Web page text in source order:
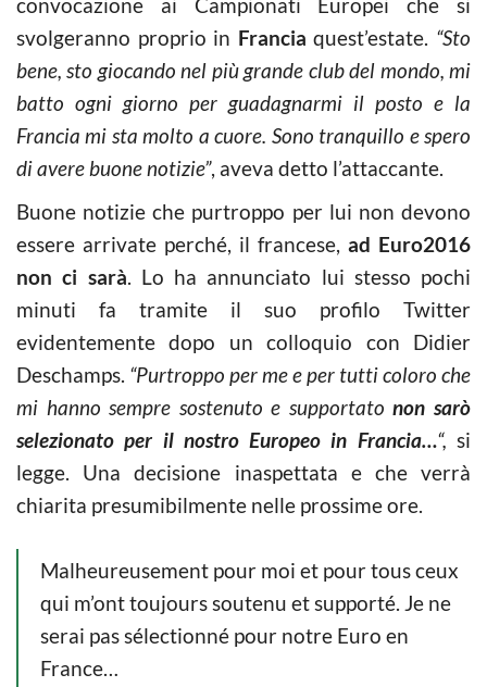
svolgeranno proprio in Francia quest’estate. “Sto
bene, sto giocando nel più grande club del mondo, mi
batto ogni giorno per guadagnarmi il posto e la
Francia mi sta molto a cuore. Sono tranquillo e spero
di avere buone notizie”, aveva detto l’attaccante.
Buone notizie che purtroppo per lui non devono
essere arrivate perché, il francese, ad Euro2016
non ci sarà. Lo ha annunciato lui stesso pochi
minuti fa tramite il suo profilo Twitter
evidentemente dopo un colloquio con Didier
Deschamps. “Purtroppo per me e per tutti coloro che
mi hanno sempre sostenuto e supportatonon sarò
selezionato per il nostro Europeo in Francia…“,si
legge. Una decisione inaspettata e che verrà
chiarita presumibilmente nelle prossime ore.
Malheureusement pour moi et pour tous ceux
qui m’ont toujours soutenu et supporté. Je ne
serai pas sélectionné pour notre Euro en
France…